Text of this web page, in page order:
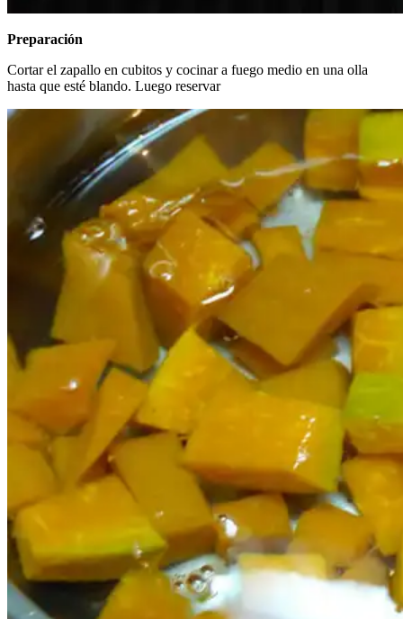
Preparación
Cortar el zapallo en cubitos y cocinar a fuego medio en una olla
hasta que esté blando. Luego reservar